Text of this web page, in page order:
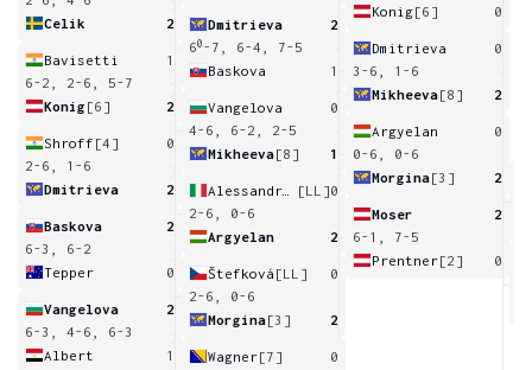
Celik
2
Bavisetti
1
6-2, 2-6, 5-7
Konig [6] 2
Shroff [4]
0
2-6, 1-6
Dmitrieva
2
Baskova
2
6-3, 6-2
Tepper
0
Vangelova
2
6-3, 4-6, 6-3
Albert
1
Dmitrieva
2
60 -7, 6-4, 7-5
Baskova
1
Vangelova
0
4-6, 6-2, 2-5
Mikheeva[8] 1
[LL]0
2-6, 0-6
Argyelan
2
Štefková [LL]
0
2-6, 0-6
Morgina[3] 2
Wagner[7]
0
Konig[6] 0
Dmitrieva
0
3-6, 1-6
Mikheeva[8] 2
Argyelan
0
0-6, 0-6
Morgina[3] 2
Moser
2
6-1, 7-5
Prentner[2] 0